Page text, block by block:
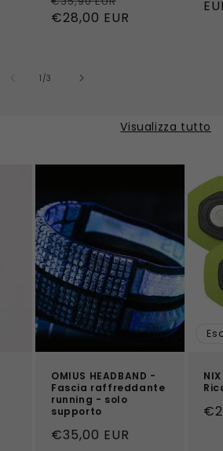
di
di
€28,00 EUR
di
1 /
su3
Visualizza tutto
OMIUS HEADBAND -
Fascia raffreddante
running - solo
supporto
Prezzo
€35,00 EUR